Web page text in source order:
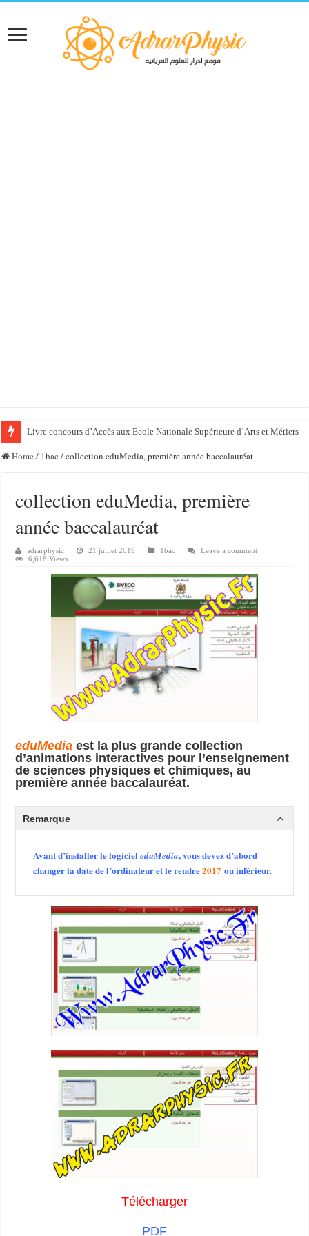
Livre concours d’Accès aux Ecole Nationale Supérieure d’Arts et Métiers
Home / 1bac /collection eduMedia, première année baccalauréat
collection eduMedia, première
année baccalauréat
adrarphysic 21 juillet 2019 1bac
Leave a comment
6,618 Views
eduMedia est la plus grande collection
d’animations interactives pour l’enseignement
de sciences physiques et chimiques, au
première année baccalauréat.
Remarque
Avant d’installer le logicieleduMedia, vous devez d’abord
changer la date de l’ordinateur et le rendre2017 ou inférieur.
Télécharger
PDF